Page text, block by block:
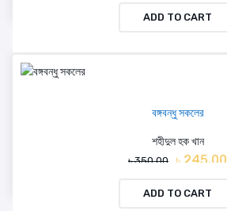
ADD TO CART
বঙ্গবন্ধু সকলের
শহীদুল হক খান
৳ 350.00 ৳ 245.00
ADD TO CART